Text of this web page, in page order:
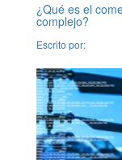
¿Qué es el
complejo?
Escrito por: